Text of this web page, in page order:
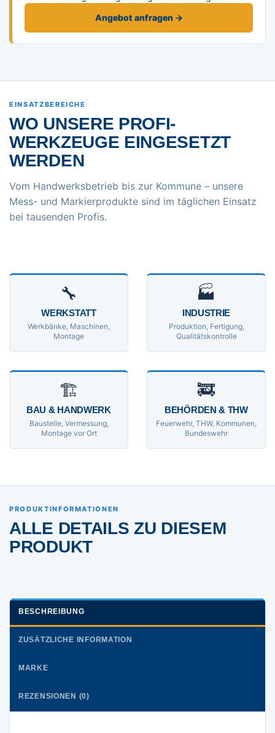
Angebot anfragen →
EINSATZBEREICHE
WO UNSERE PROFI-
WERKZEUGE EINGESETZT
WERDEN
Vom Handwerksbetrieb bis zur Kommune – unsere
Mess- und Markierprodukte sind im täglichen Einsatz
bei tausenden Profis.
🔧
WERKSTATT
Werkbänke, Maschinen,
Montage
🏭
INDUSTRIE
Produktion, Fertigung,
Qualitätskontrolle
🏗
BAU & HANDWERK
Baustelle, Vermessung,
Montage vor Ort
🚒
BEHÖRDEN & THW
Feuerwehr, THW, Kommunen,
Bundeswehr
PRODUKTINFORMATIONEN
ALLE DETAILS ZU DIESEM
PRODUKT
BESCHREIBUNG
ZUSÄTZLICHE INFORMATION
MARKE
REZENSIONEN (0)